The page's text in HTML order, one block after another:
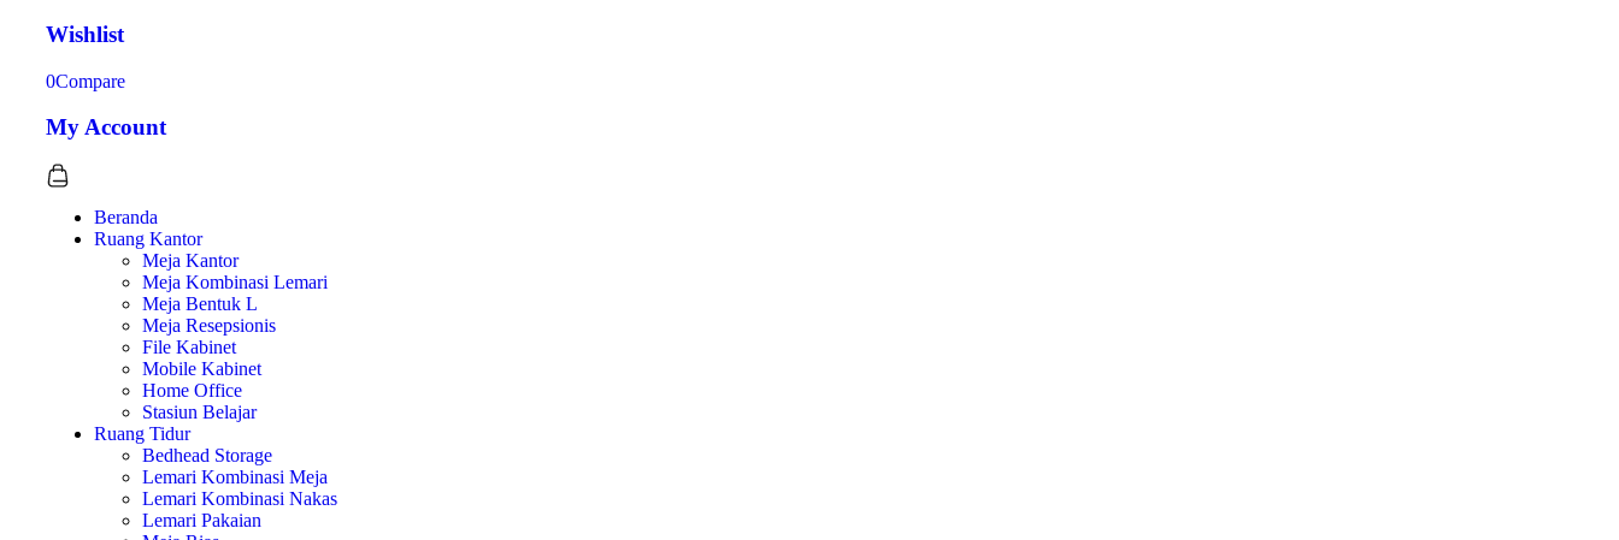
Wishlist
0Compare
My Account
Beranda
Ruang Kantor
Meja Kantor
Meja Kombinasi Lemari
Meja Bentuk L
Meja Resepsionis
File Kabinet
Mobile Kabinet
Home Office
Stasiun Belajar
Ruang Tidur
Bedhead Storage
Lemari Kombinasi Meja
Lemari Kombinasi Nakas
Lemari Pakaian